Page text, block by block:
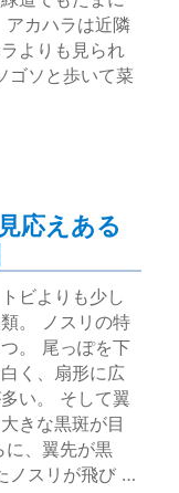
アカハラは近隣
よりも見られ
ゴソと歩いて菜
県浦安市】” の
応えある
ビよりも少し
。 ノスリの特
。 尾っぽを下
く、扇形に広
い。 そして翼
きな黒斑が目
に、翼先が黒
ノスリが飛び …